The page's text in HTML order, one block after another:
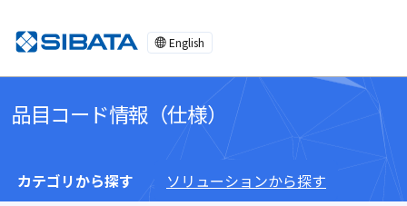
English
品目コード情報（仕様）
カテゴリから探す ソリューションから探す